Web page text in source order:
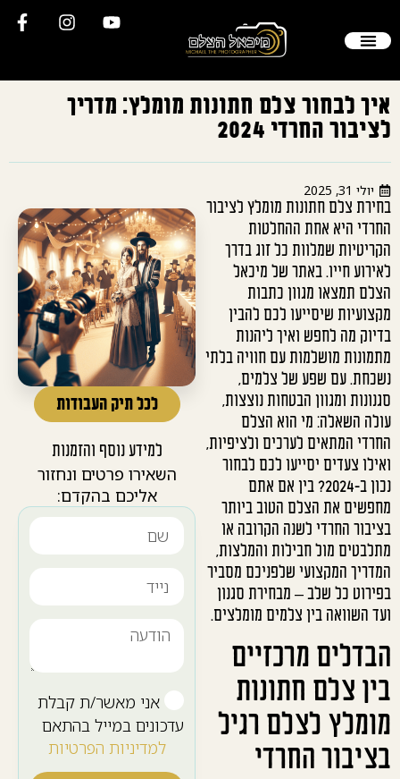
איך לבחור צלם חתונות מומלץ: מדריך
לציבור החרדי 2024
יולי 31, 2025
בחירת צלם חתונות מומלץ לציבור
החרדי היא אחת ההחלטות
הקריטיות שמלוות כל זוג בדרך
לאירוע חייו. באתר של מיכאל
הצלם תמצאו מגוון כתבות
מקצועיות שיסייעו לכם להבין
בדיוק מה לחפש ואיך ליהנות
מתמונות מושלמות עם חוויה בלתי
נשכחת. עם שפע של צלמים,
סגנונות ומגוון הבטחות נוצצות,
עולה השאלה: מי הוא הצלם
החרדי המתאים לערכים ולציפיות,
ואילו צעדים יסייעו לכם לבחור
נכון ב-2024? בין אם אתם
מחפשים את הצלם הטוב ביותר
בציבור החרדי לשנה הקרובה או
מתלבטים מול חבילות והמלצות,
המדריך המקצועי שלפניכם מסביר
בפירוט כל שלב – מבחירת סגנון
ועד השוואה בין צלמים מומלצים.
הבדלים מרכזיים
בין צלם חתונות
מומלץ לצלם רגיל
בציבור החרדי
לכל תיק העבודות
למידע נוסף והזמנות
השאירו פרטים ונחזור
אליכם בהקדם:
אני מאשר/ת קבלת
עדכונים במייל בהתאם
למדיניות הפרטיות